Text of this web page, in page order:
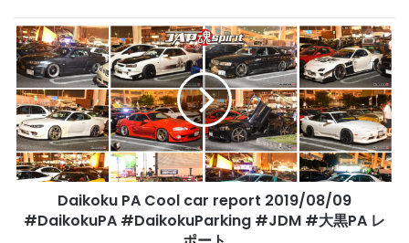
レ
ポ
ー
ト
Daikoku
PA
Cool
car
report
2019/08/09
#DaikokuPA
#DaikokuParking
#JDM
Daikoku PA Cool car report 2019/08/09
#DaikokuPA #DaikokuParking #JDM #大黒PA レ